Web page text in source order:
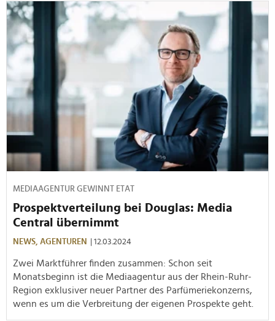
MEDIAAGENTUR GEWINNT ETAT
Prospektverteilung bei Douglas: Media
Central übernimmt
NEWS, AGENTUREN | 12.03.2024
Zwei Marktführer finden zusammen: Schon seit
Monatsbeginn ist die Mediaagentur aus der Rhein-Ruhr-
Region exklusiver neuer Partner des Parfümeriekonzerns,
wenn es um die Verbreitung der eigenen Prospekte geht.